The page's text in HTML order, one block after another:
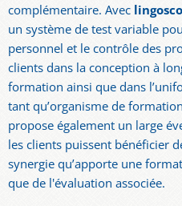
complémentaire. Avec
un système de test variable
personnel et le contrôle des
clients dans la conception à
formation ainsi que dans
tant qu’organisme de
propose également un large
les clients puissent bénéficier
synergie qu’apporte une
que de l'évaluation associée.